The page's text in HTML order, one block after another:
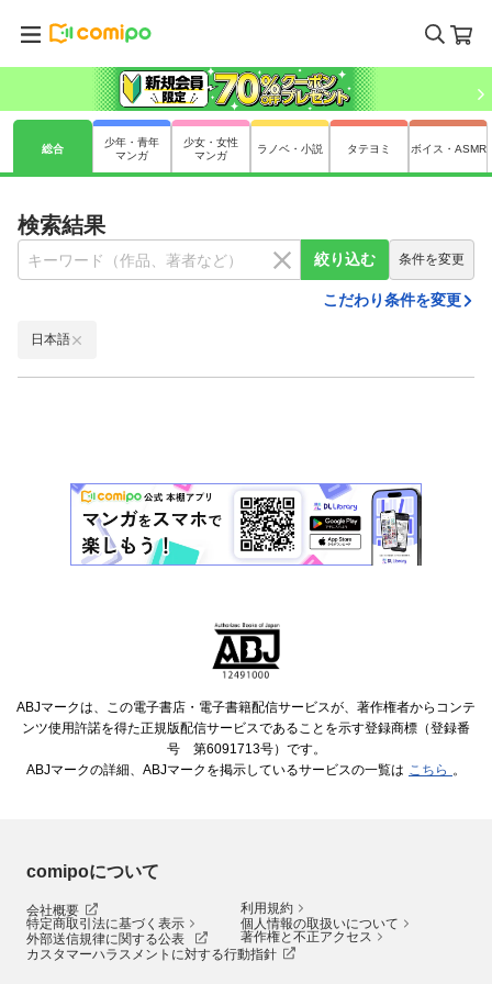
総合
少年・青年
マンガ
少女・女性
マンガ
ラノベ・小説 タテヨミ ボイス・ASMR
検索結果
絞り込む 条件を変更
こだわり条件を変更
日本語
ABJマークは、この電子書店・電子書籍配信サービスが、著作権者からコンテ
ンツ使用許諾を得た正規版配信サービスであることを示す登録商標（登録番
号 第6091713号）です。
ABJマークの詳細、ABJマークを掲示しているサービスの一覧は こちら 。
comipoについて
会社概要
利用規約
特定商取引法に基づく表示
個人情報の取扱いについて
外部送信規律に関する公表
著作権と不正アクセス
カスタマーハラスメントに対する行動指針